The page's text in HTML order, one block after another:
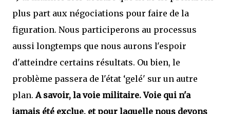
plus part aux négociations pour faire de la
figuration. Nous participerons au processus
aussi longtemps que nous aurons l'espoir
d'atteindre certains résultats. Ou bien, le
problème passera de l'état ‘gelé' sur un autre
plan.A savoir, la voie militaire. Voie qui n'a
jamais été exclue, et pour laquelle nous devons